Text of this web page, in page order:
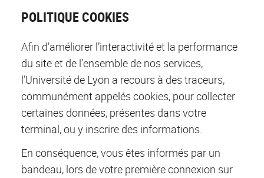
POLITIQUE COOKIES
Afin d’améliorer l’interactivité et la performance
du site et de l’ensemble de nos services,
l’Université de Lyon a recours à des traceurs,
communément appelés cookies, pour collecter
certaines données, présentes dans votre
terminal, ou y inscrire des informations.
En conséquence, vous êtes informés par un
bandeau, lors de votre première connexion sur